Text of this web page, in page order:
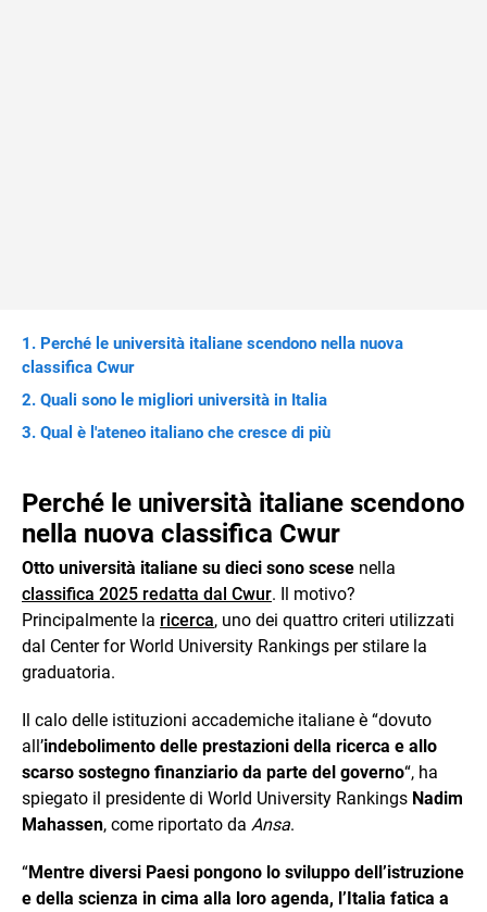
Perché le università italiane scendono nella nuova
classifica Cwur
Quali sono le migliori università in Italia
Qual è l'ateneo italiano che cresce di più
Perché le università italiane scendono
nella nuova classifica Cwur
Otto università italiane su dieci sono scese nella
classifica 2025 redatta dal Cwur. Il motivo?
Principalmente la ricerca, uno dei quattro criteri utilizzati
dal Center for World University Rankings per stilare la
graduatoria.
Il calo delle istituzioni accademiche italiane è “dovuto
all’indebolimento delle prestazioni della ricerca e allo
scarso sostegno finanziario da parte del governo“, ha
spiegato il presidente di World University Rankings Nadim
Mahassen, come riportato da Ansa.
“Mentre diversi Paesi pongono lo sviluppo dell’istruzione
e della scienza in cima alla loro agenda, l’Italia fatica a